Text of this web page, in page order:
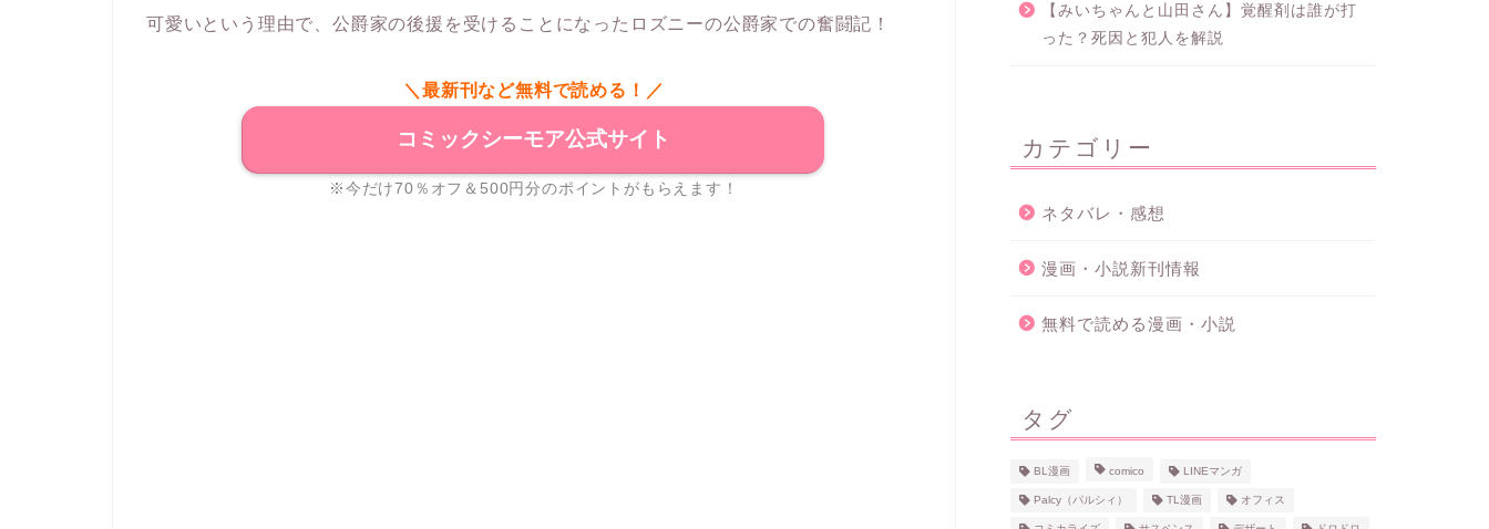
可愛いという理由で、公爵家の後援を受けることになったロズニーの公爵家での奮闘記！
＼最新刊など無料で読める！／
コミックシーモア公式サイト
※今だけ70％オフ＆500円分のポイントがもらえます！
【みいちゃんと山田さん】覚醒剤は誰が打
った？死因と犯人を解説
カテゴリー
ネタバレ・感想
漫画・小説新刊情報
無料で読める漫画・小説
タグ
BL漫画 comico LINEマンガ
Palcy（パルシィ） TL漫画 オフィス